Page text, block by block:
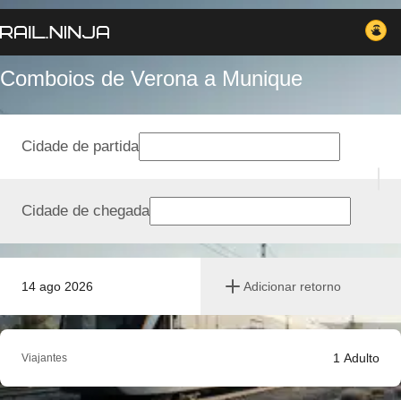
Comboios de Verona a Munique
14 ago 2026 Adicionar retorno
Cidade de partida
Cidade de chegada
Viajantes 1 Adulto